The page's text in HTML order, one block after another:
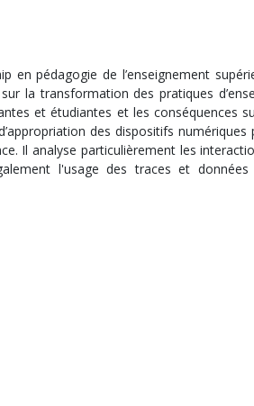
pédagogie de l’enseignement
la transformation des pratiques
et étudiantes et les conséquences
des dispositifs
Il analyse particulièrement les
l'usage des traces et